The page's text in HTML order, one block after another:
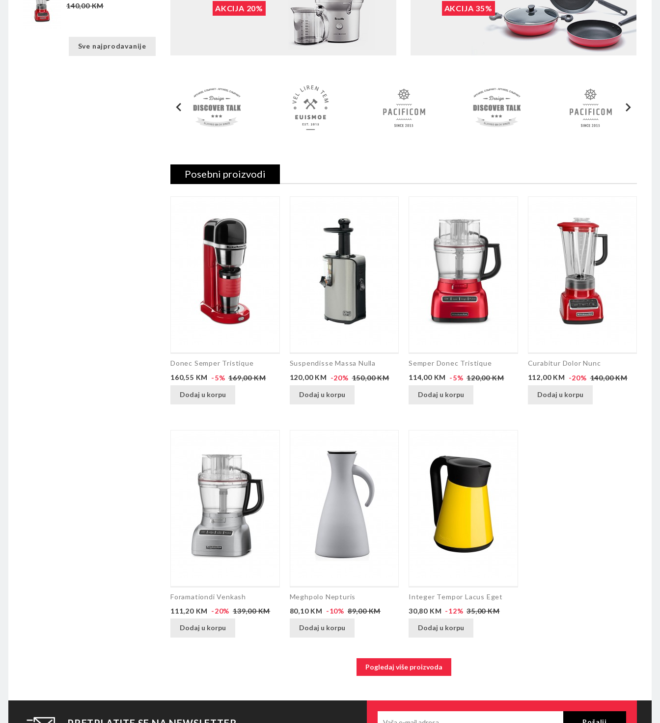
140,00 KM
Sve najprodavanije
AKCIJA 20% AKCIJA 35%
Posebni proizvodi
Donec Semper Tristique
Cijena
160,55 KM -5% Redovna
169,00 KM
Dodaj u korpu
Suspendisse Massa Nulla
Cijena
120,00 KM -20% Redovna
150,00 KM
Dodaj u korpu
Semper Donec Tristique
Cijena
114,00 KM -5% Redovna
120,00 KM
Dodaj u korpu
Curabitur Dolor Nunc
Cijena
112,00 KM -20% Redovna
140,00 KM
Dodaj u korpu
Foramationdi Venkash
Cijena
111,20 KM -20% Redovna
139,00 KM
Dodaj u korpu
Meghpolo Nepturis
Cijena
80,10 KM -10% Redovna
89,00 KM
Dodaj u korpu
Integer Tempor Lacus Eget
Cijena
30,80 KM -12% Redovna
35,00 KM
Dodaj u korpu
Pogledaj više proizvoda